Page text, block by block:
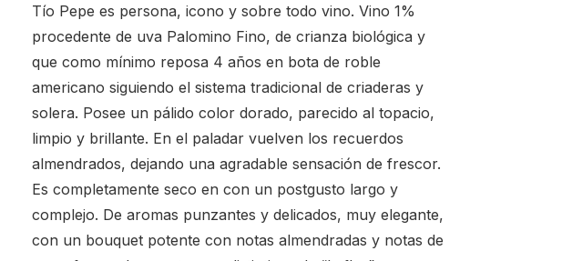
Tío Pepe es persona, icono y sobre todo vino. Vino 1%
procedente de uva Palomino Fino, de crianza biológica y
que como mínimo reposa 4 años en bota de roble
americano siguiendo el sistema tradicional de criaderas y
solera. Posee un pálido color dorado, parecido al topacio,
limpio y brillante. En el paladar vuelven los recuerdos
almendrados, dejando una agradable sensación de frescor.
Es completamente seco en con un postgusto largo y
complejo. De aromas punzantes y delicados, muy elegante,
con un bouquet potente con notas almendradas y notas de